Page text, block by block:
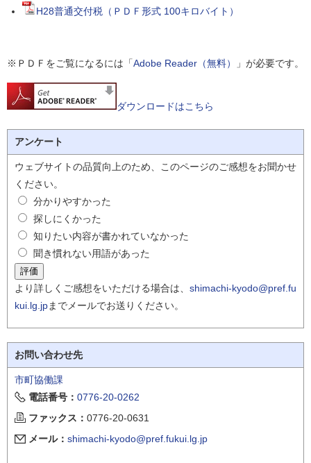
H28普通交付税（ＰＤＦ形式 100キロバイト）
※ＰＤＦをご覧になるには「Adobe Reader（無料） 」が必要です。
ダウンロードはこちら
アンケート
ウェブサイトの品質向上のため、このページのご感想をお聞かせ
ください。
分かりやすかった
探しにくかった
知りたい内容が書かれていなかった
聞き慣れない用語があった
より詳しくご感想をいただける場合は、 shimachi-kyodo@pref.fu
kui.lg.jpまでメールでお送りください。
お問い合わせ先
市町協働課
電話番号： 0776-20-0262
ファックス： 0776-20-0631
メール： shimachi-kyodo@pref.fukui.lg.jp